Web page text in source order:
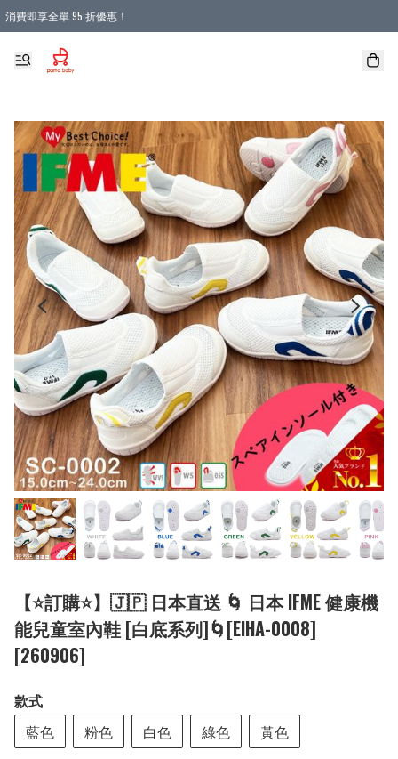
消費即享全單 95 折優惠！
購物滿 HKD 900.00即享免運費優惠！（適用於 本地送貨、本地取貨 )
【⭐訂購⭐】🇯🇵 日本直送 🌀 日本 IFME 健康機
能兒童室內鞋 [白底系列]🌀[EIHA-0008]
[260906]
款式
藍色
粉色 白色 綠色 黃色